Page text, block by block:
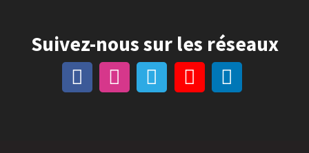
Suivez-nous sur les réseaux